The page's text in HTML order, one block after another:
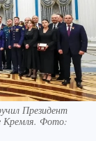
Президент
Кремля. Фото: